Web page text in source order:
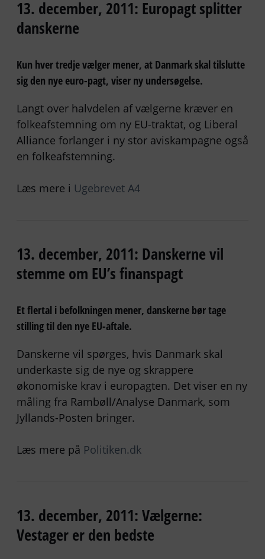
13. december, 2011: Europagt splitter
danskerne
Kun hver tredje vælger mener, at Danmark skal tilslutte
sig den nye euro-pagt, viser ny undersøgelse.
Langt over halvdelen af vælgerne kræver en
folkeafstemning om ny EU-traktat, og Liberal
Alliance forlanger i ny stor aviskampagne også
en folkeafstemning.
Læs mere i Ugebrevet A4
13. december, 2011: Danskerne vil
stemme om EU’s finanspagt
Et flertal i befolkningen mener, danskerne bør tage
stilling til den nye EU-aftale.
Danskerne vil spørges, hvis Danmark skal
underkaste sig de nye og skrappere
økonomiske krav i europagten. Det viser en ny
måling fra Rambøll/Analyse Danmark, som
Jyllands-Posten bringer.
Læs mere på Politiken.dk
13. december, 2011: Vælgerne:
Vestager er den bedste